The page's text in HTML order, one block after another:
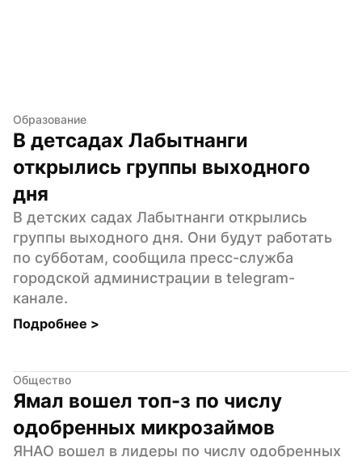
Образование
В детсадах Лабытнанги
открылись группы выходного
дня
В детских садах Лабытнанги открылись
группы выходного дня. Они будут работать
по субботам, сообщила пресс-служба
городской администрации в telegram-
канале.
Подробнее >
Общество
Ямал вошел топ-з по числу
одобренных микрозаймов
ЯНАО вошел в лидеры по числу одобренных